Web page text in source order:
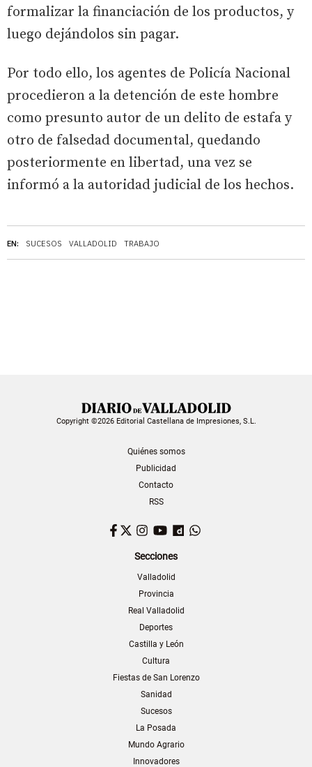
EN: SUCESOS VALLADOLID TRABAJO
formalizar la financiación de los productos, y
luego dejándolos sin pagar.
Por todo ello, los agentes de Policía Nacional
procedieron a la detención de este hombre
como presunto autor de un delito de estafa y
otro de falsedad documental, quedando
posteriormente en libertad, una vez se
informó a la autoridad judicial de los hechos.
Copyright ©2026 Editorial Castellana de Impresiones, S.L.
Quiénes somos
Publicidad
Contacto
RSS
Facebook
TwitterInstagram
YouTubeDailymotion
Secciones
Valladolid
Provincia
Real Valladolid
Deportes
Castilla y León
Cultura
Fiestas de San Lorenzo
Sanidad
Sucesos
La Posada
Mundo Agrario
Innovadores